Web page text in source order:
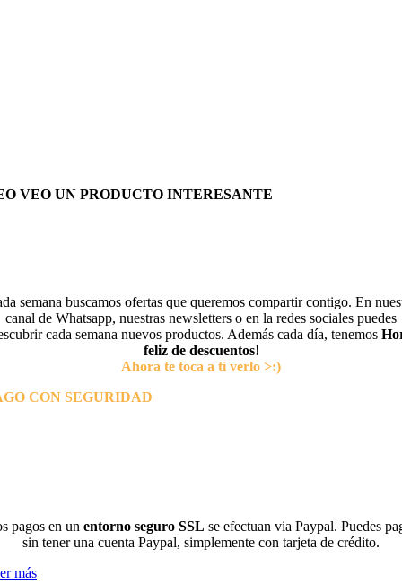
VEO UN PRODUCTO INTERESANTE
semana buscamos ofertas que queremos compartir contigo. En
canal de Whatsapp, nuestras newsletters o en la redes sociales puedes
cada semana nuevos productos. Además cada día, tenemos
feliz de descuentos!
Ahora te toca a tí verlo >:)
CON SEGURIDAD
pagos en un entorno seguro SSL se efectuan via Paypal. Puedes
sin tener una cuenta Paypal, simplemente con tarjeta de crédito.
más